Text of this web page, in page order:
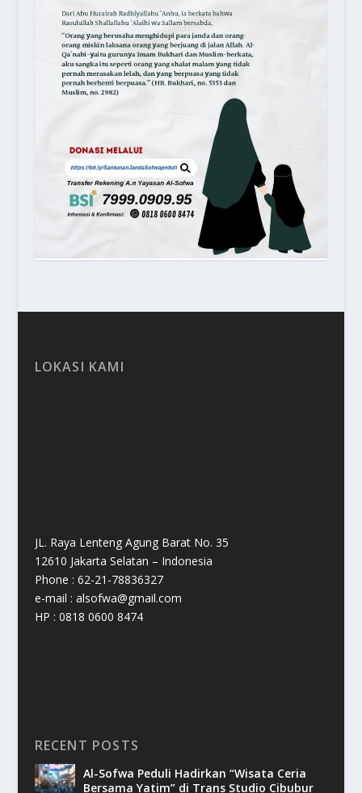
LOKASI KAMI
JL. Raya Lenteng Agung Barat No. 35
12610 Jakarta Selatan – Indonesia
Phone : 62-21-78836327
e-mail : alsofwa@gmail.com
HP : 0818 0600 8474
RECENT POSTS
Al-Sofwa Peduli Hadirkan “Wisata Ceria
Bersama Yatim” di Trans Studio Cibubur